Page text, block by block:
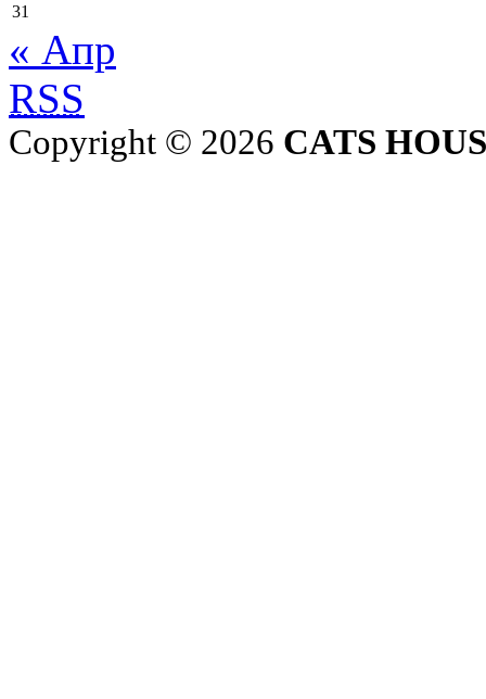
31
« Апр
RSS
Copyright © 2026 CATS